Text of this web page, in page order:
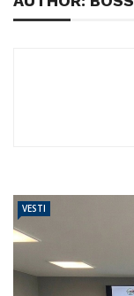
VESTI